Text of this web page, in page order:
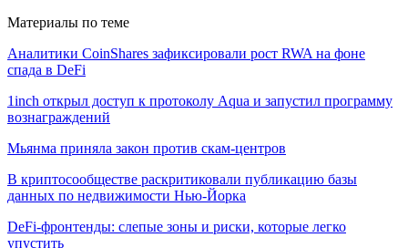
Материалы по теме
Аналитики CoinShares зафиксировали рост RWA на фоне
спада в DeFi
1inch открыл доступ к протоколу Aqua и запустил программу
вознаграждений
Мьянма приняла закон против скам-центров
В криптосообществе раскритиковали публикацию базы
данных по недвижимости Нью-Йорка
DeFi-фронтенды: слепые зоны и риски, которые легко
упустить